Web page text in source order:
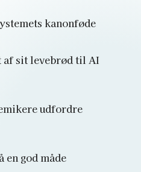
kanonføde
af sit levebrød til AI
udfordre
en god måde